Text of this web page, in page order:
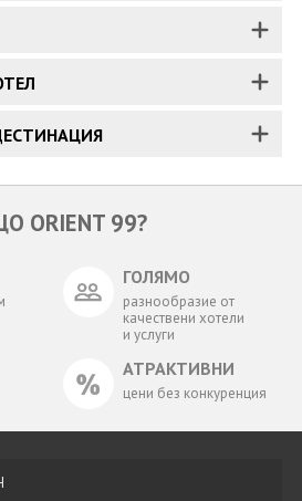
ORIENT 99?
ГОЛЯМО
разнообразие от
качествени хотели
и услуги
АТРАКТИВНИ
цени без конкуренция